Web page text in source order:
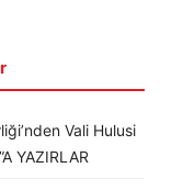
Vali Hulusi
YAZIRLAR